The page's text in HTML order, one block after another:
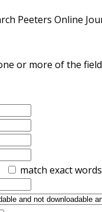
Peeters Online
or more of the
match exact words